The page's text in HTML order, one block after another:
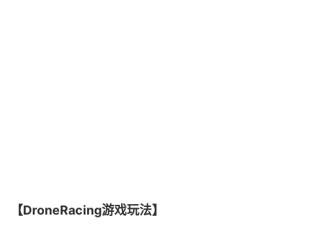
【DroneRacing游戏玩法】